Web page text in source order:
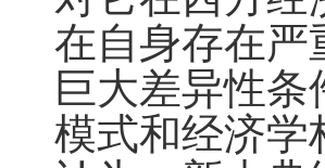
在自身存在
巨大差异性
模式和经济